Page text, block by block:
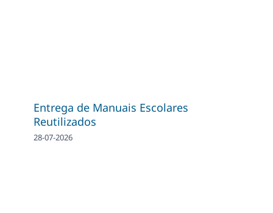
Entrega de Manuais Escolares
Reutilizados
28-07-2026